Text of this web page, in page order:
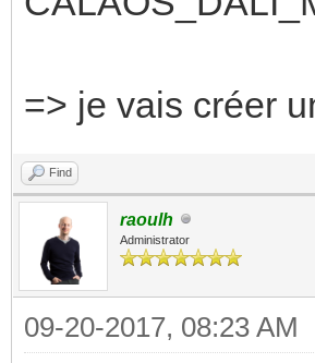
=> je vais créer
Find
raoulh
Administrator
09-20-2017, 08:23 AM